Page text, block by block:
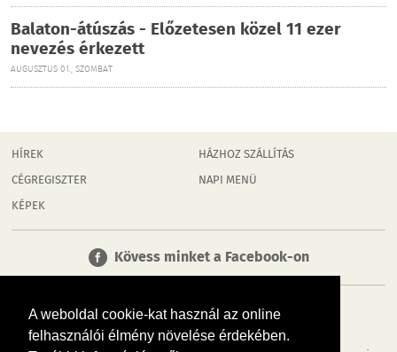
A weboldal cookie-kat használ az online
felhasználói élmény növelése érdekében.
Balaton-átúszás - Előzetesen közel 11 ezer
nevezés érkezett
AUGUSZTUS 01., SZOMBAT
HÍREK
CÉGREGISZTER
KÉPEK
HÁZHOZ SZÁLLÍTÁS
NAPI MENÜ
Kövess minket a Facebook-on